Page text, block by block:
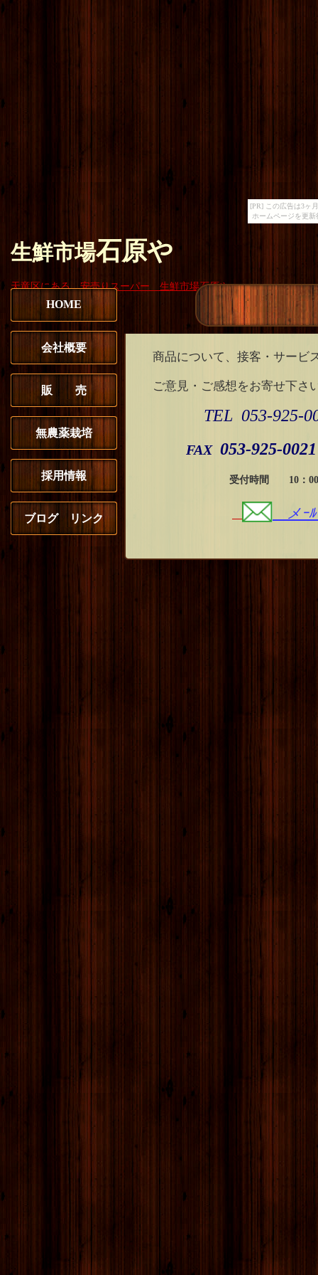
[PR] この広告は3ヶ
ホームページを更
生鮮市場石原や
天竜区にある 安売りスーパー 生鮮市場石原や
HOME
会社概要
販 売
無農薬栽培
採用情報
ブログ リンク
商品について、接客・サービ
ご意見・ご感想をお寄せ下さ
TEL 053-925-
FAX 053-925-0021
受付時間 10：00～
メｰﾙ